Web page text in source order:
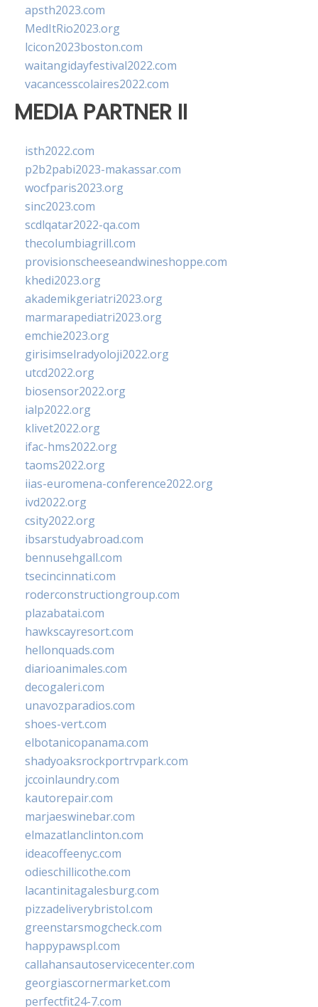
apsth2023.com
MedItRio2023.org
lcicon2023boston.com
waitangidayfestival2022.com
vacancesscolaires2022.com
MEDIA PARTNER II
isth2022.com
p2b2pabi2023-makassar.com
wocfparis2023.org
sinc2023.com
scdlqatar2022-qa.com
thecolumbiagrill.com
provisionscheeseandwineshoppe.com
khedi2023.org
akademikgeriatri2023.org
marmarapediatri2023.org
emchie2023.org
girisimselradyoloji2022.org
utcd2022.org
biosensor2022.org
ialp2022.org
klivet2022.org
ifac-hms2022.org
taoms2022.org
iias-euromena-conference2022.org
ivd2022.org
csity2022.org
ibsarstudyabroad.com
bennusehgall.com
tsecincinnati.com
roderconstructiongroup.com
plazabatai.com
hawkscayresort.com
hellonquads.com
diarioanimales.com
decogaleri.com
unavozparadios.com
shoes-vert.com
elbotanicopanama.com
shadyoaksrockportrvpark.com
jccoinlaundry.com
kautorepair.com
marjaeswinebar.com
elmazatlanclinton.com
ideacoffeenyc.com
odieschillicothe.com
lacantinitagalesburg.com
pizzadeliverybristol.com
greenstarsmogcheck.com
happypawspl.com
callahansautoservicecenter.com
georgiascornermarket.com
perfectfit24-7.com